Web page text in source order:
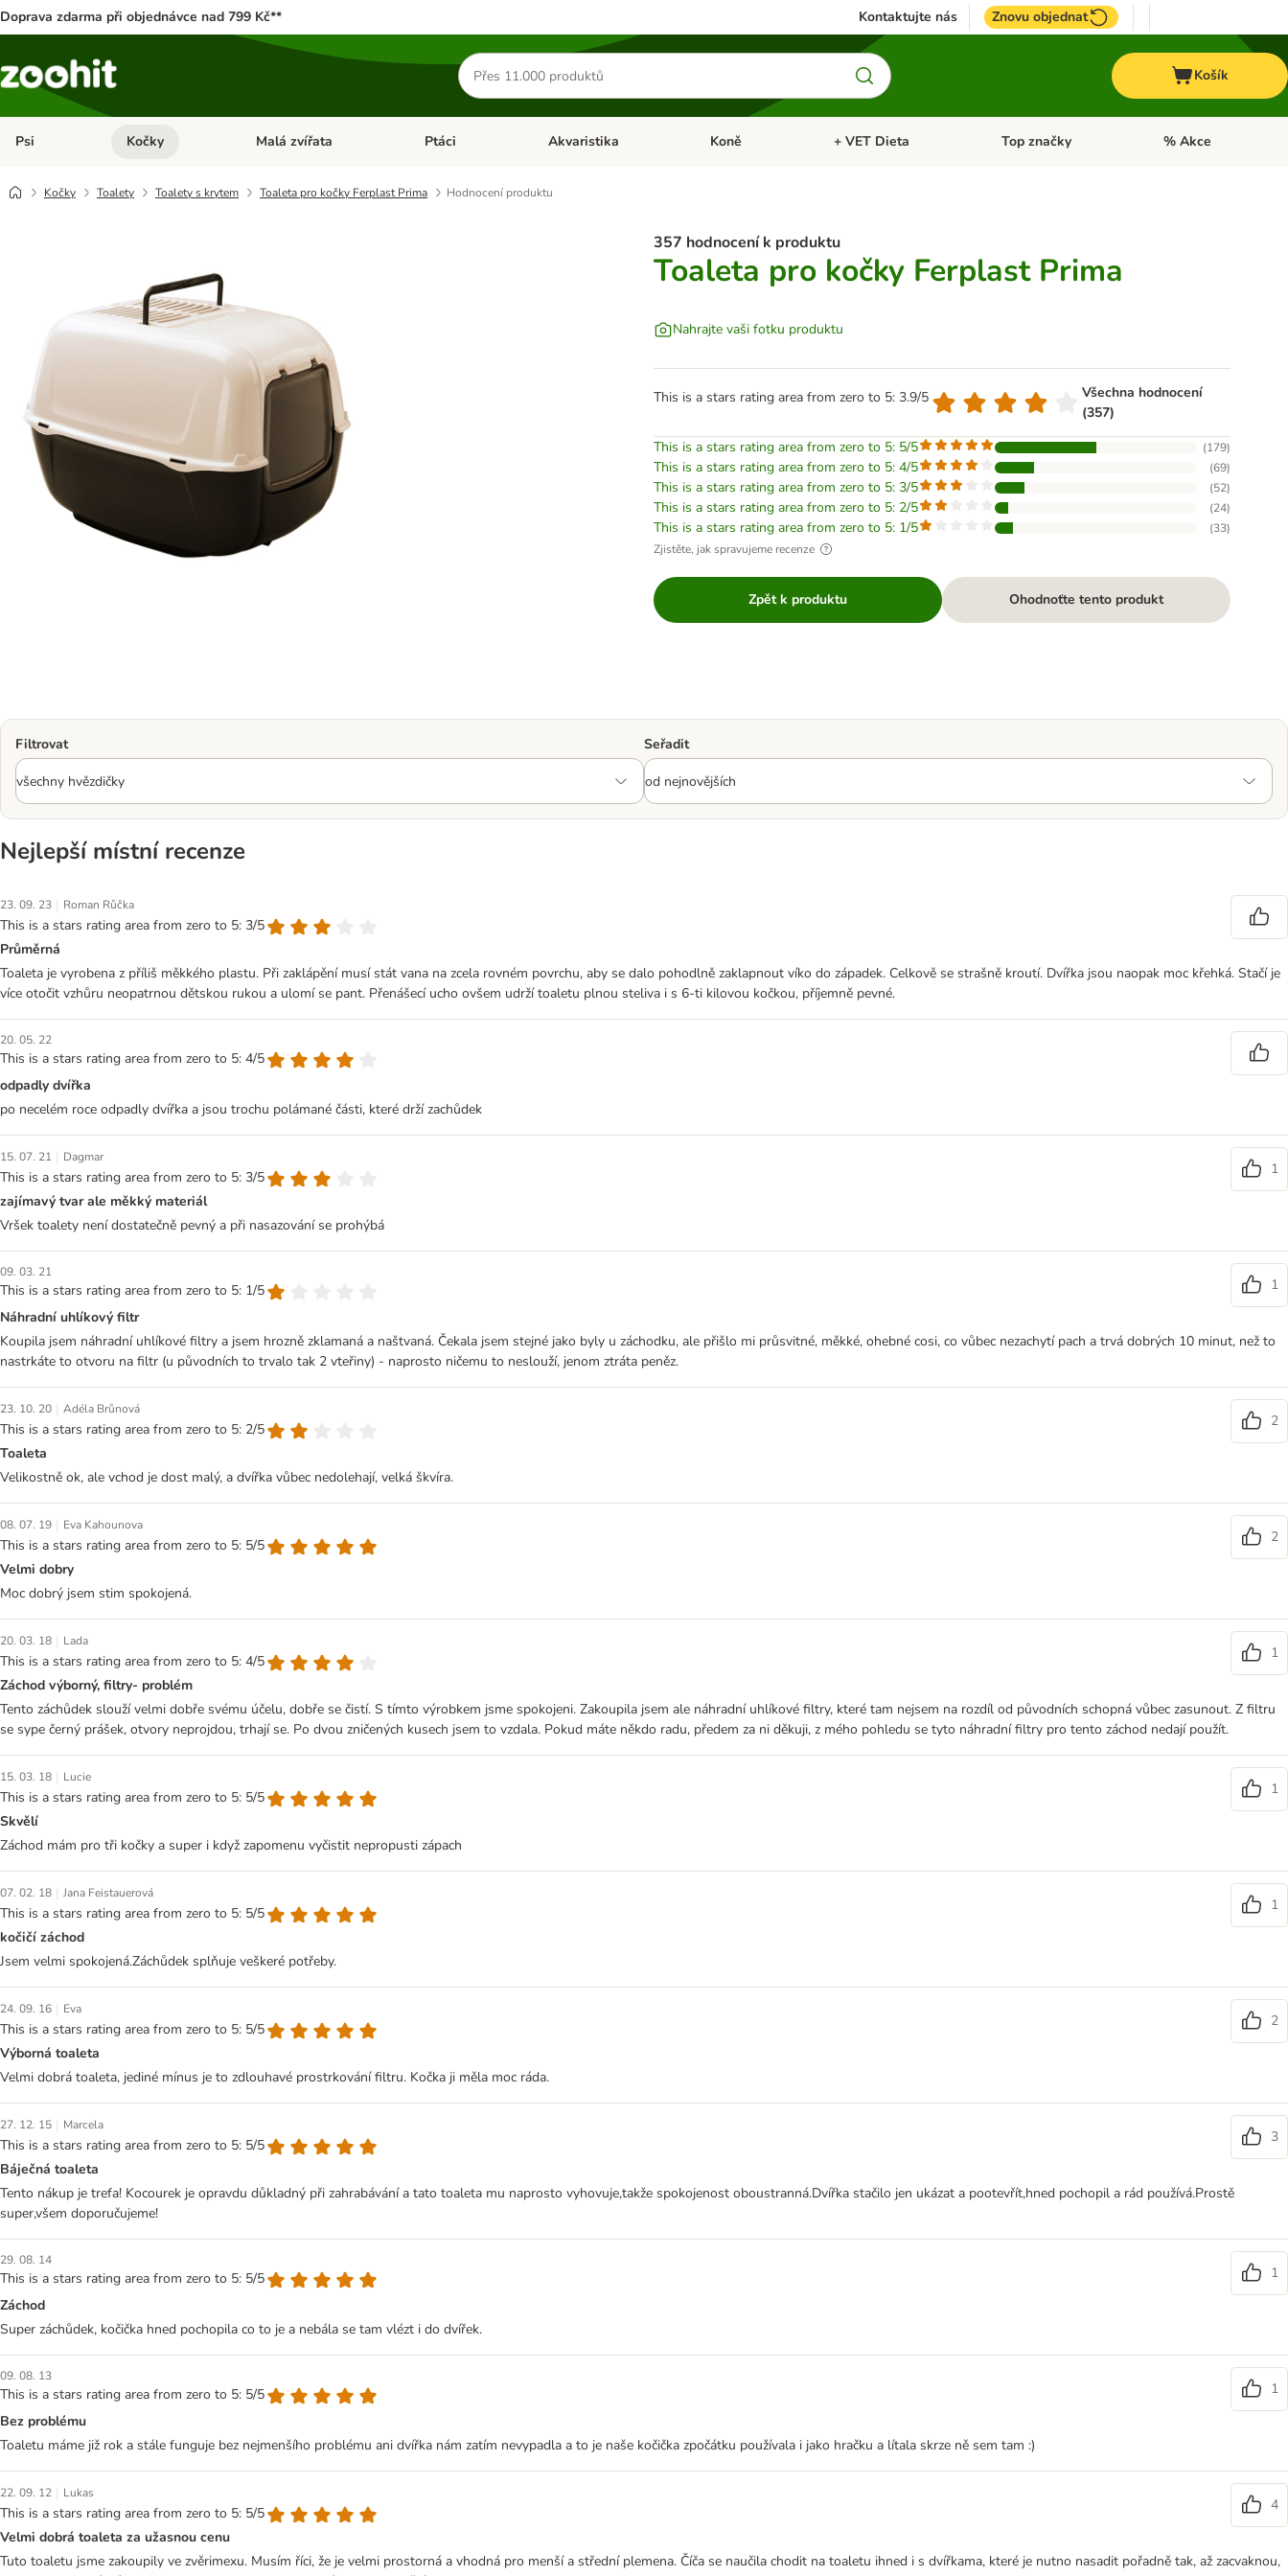
Doprava zdarma při objednávce nad 799 Kč** Kontaktujte nás Znovu objednat
Hledat
produkty
Košík
Psi Otevřít menu: Psi
Kočky Otevřít menu: Kočky
Malá zvířata Otevřít menu: Malá zvířata
Ptáci Otevřít menu: Ptáci
Akvaristika Otevřít menu: Akvaristika
Koně Otevřít menu: Koně
+ VET Dieta Otevřít menu: + VET Dieta
Top značky Otevřít menu: Top
% Akce
Kočky Toalety Toalety s krytem Toaleta pro kočky Ferplast Prima Hodnocení produktu
357 hodnocení k produktu
Toaleta pro kočky Ferplast Prima
Nahrajte vaši fotku produktu
This is a stars rating area from zero to 5: 3.9/5
Všechna hodnocení
(357)
This is a stars rating area from zero to 5: 5/5
(179)
This is a stars rating area from zero to 5: 4/5 (69)
This is a stars rating area from zero to 5: 3/5 (52)
This is a stars rating area from zero to 5: 2/5 (24)
This is a stars rating area from zero to 5: 1/5 (33)
Zjistěte, jak spravujeme recenze
Zpět k produktu Ohodnoťte tento produkt
Filtrovat Seřadit
Nejlepší místní recenze
23. 09. 23 | Roman Růčka
This is a stars rating area from zero to 5: 3/5
Průměrná
Toaleta je vyrobena z příliš měkkého plastu. Při zaklápění musí stát vana na zcela rovném povrchu, aby se dalo pohodlně zaklapnout víko do západek. Celkově se strašně kroutí. Dvířka jsou naopak moc křehká. Stačí je
více otočit vzhůru neopatrnou dětskou rukou a ulomí se pant. Přenášecí ucho ovšem udrží toaletu plnou steliva i s 6-ti kilovou kočkou, příjemně pevné.
20. 05. 22
This is a stars rating area from zero to 5: 4/5
odpadly dvířka
po necelém roce odpadly dvířka a jsou trochu polámané části, které drží zachůdek
15. 07. 21 | Dagmar
This is a stars rating area from zero to 5: 3/5
1
zajímavý tvar ale měkký materiál
Vršek toalety není dostatečně pevný a při nasazování se prohýbá
09. 03. 21
This is a stars rating area from zero to 5: 1/5
1
Náhradní uhlíkový filtr
Koupila jsem náhradní uhlíkové filtry a jsem hrozně zklamaná a naštvaná. Čekala jsem stejné jako byly u záchodku, ale přišlo mi průsvitné, měkké, ohebné cosi, co vůbec nezachytí pach a trvá dobrých 10 minut, než to
nastrkáte to otvoru na filtr (u původních to trvalo tak 2 vteřiny) - naprosto ničemu to neslouží, jenom ztráta peněz.
23. 10. 20 | Adéla Brůnová
This is a stars rating area from zero to 5: 2/5
2
Toaleta
Velikostně ok, ale vchod je dost malý, a dvířka vůbec nedolehají, velká škvíra.
08. 07. 19 | Eva Kahounova
This is a stars rating area from zero to 5: 5/5
2
Velmi dobry
Moc dobrý jsem stim spokojená.
20. 03. 18 | Lada
This is a stars rating area from zero to 5: 4/5
1
Záchod výborný, filtry- problém
Tento záchůdek slouží velmi dobře svému účelu, dobře se čistí. S tímto výrobkem jsme spokojeni. Zakoupila jsem ale náhradní uhlíkové filtry, které tam nejsem na rozdíl od původních schopná vůbec zasunout. Z filtru
se sype černý prášek, otvory neprojdou, trhají se. Po dvou zničených kusech jsem to vzdala. Pokud máte někdo radu, předem za ni děkuji, z mého pohledu se tyto náhradní filtry pro tento záchod nedají použít.
15. 03. 18 | Lucie
This is a stars rating area from zero to 5: 5/5
1
Skvělí
Záchod mám pro tři kočky a super i když zapomenu vyčistit nepropusti zápach
07. 02. 18 | Jana Feistauerová
This is a stars rating area from zero to 5: 5/5
1
kočičí záchod
Jsem velmi spokojená.Záchůdek splňuje veškeré potřeby.
24. 09. 16 | Eva
This is a stars rating area from zero to 5: 5/5
2
Výborná toaleta
Velmi dobrá toaleta, jediné mínus je to zdlouhavé prostrkování filtru. Kočka ji měla moc ráda.
27. 12. 15 | Marcela
This is a stars rating area from zero to 5: 5/5
3
Báječná toaleta
Tento nákup je trefa! Kocourek je opravdu důkladný při zahrabávání a tato toaleta mu naprosto vyhovuje,takže spokojenost oboustranná.Dvířka stačilo jen ukázat a pootevřít,hned pochopil a rád používá.Prostě
super,všem doporučujeme!
29. 08. 14
This is a stars rating area from zero to 5: 5/5
1
Záchod
Super záchůdek, kočička hned pochopila co to je a nebála se tam vlézt i do dvířek.
09. 08. 13
This is a stars rating area from zero to 5: 5/5
1
Bez problému
Toaletu máme již rok a stále funguje bez nejmenšího problému ani dvířka nám zatím nevypadla a to je naše kočička zpočátku používala i jako hračku a lítala skrze ně sem tam :)
22. 09. 12 | Lukas
This is a stars rating area from zero to 5: 5/5
4
Velmi dobrá toaleta za užasnou cenu
Tuto toaletu jsme zakoupily ve zvěrimexu. Musím říci, že je velmi prostorná a vhodná pro menší a střední plemena. Číča se naučila chodit na toaletu ihned i s dvířkama, které je nutno nasadit pořadně tak, až zacvaknou,